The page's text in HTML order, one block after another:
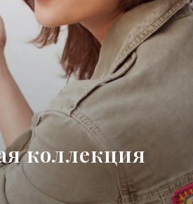
коллекция